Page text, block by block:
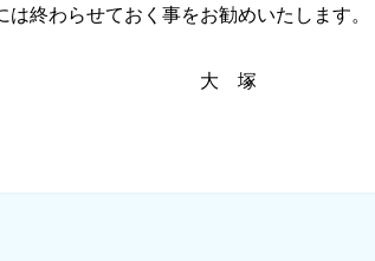
は終わらせておく事をお勧めいたします。
塚